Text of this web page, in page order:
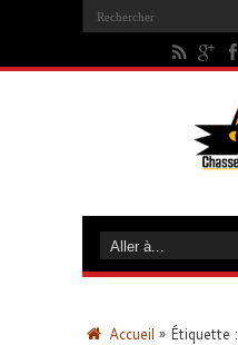
Accueil » Étiquette :